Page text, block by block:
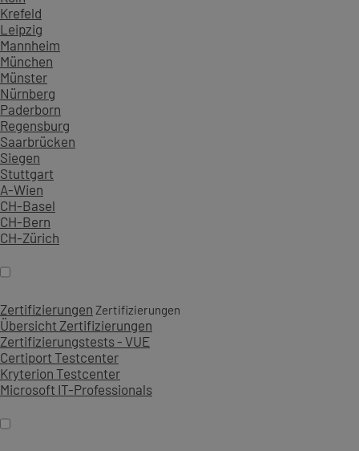
Krefeld
Leipzig
Mannheim
München
Münster
Nürnberg
Paderborn
Regensburg
Saarbrücken
Siegen
Stuttgart
A-Wien
CH-Basel
CH-Bern
CH-Zürich
Zertifizierungen Zertifizierungen
Übersicht Zertifizierungen
Zertifizierungstests - VUE
Certiport Testcenter
Kryterion Testcenter
Microsoft IT-Professionals